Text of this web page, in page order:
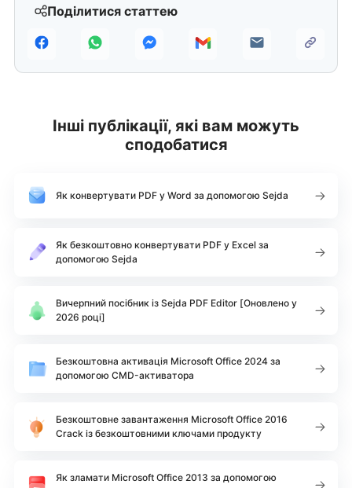
Поділитися статтею
Інші публікації, які вам можуть
сподобатися
Як конвертувати PDF у Word за допомогою Sejda
Як безкоштовно конвертувати PDF у Excel за
допомогою Sejda
Вичерпний посібник із Sejda PDF Editor [Оновлено у
2026 році]
Безкоштовна активація Microsoft Office 2024 за
допомогою CMD-активатора
Безкоштовне завантаження Microsoft Office 2016
Crack із безкоштовними ключами продукту
Як зламати Microsoft Office 2013 за допомогою